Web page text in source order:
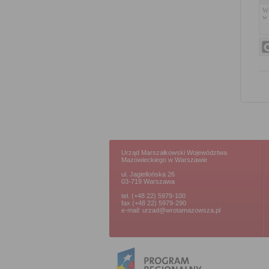
w
Urząd Marszałkowski Województwa
Mazowieckiego w Warszawie
ul. Jagiellońska 26
03-719 Warszawa
tel. (+48 22) 5979-100
fax (+48 22) 5979-290
e-mail: urzad@wrotamazowsza.pl